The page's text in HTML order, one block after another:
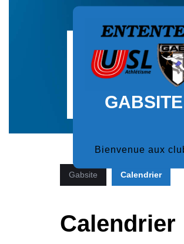
GABSITE
Bienvenue aux
Gabsite Calendrier
Calendrier